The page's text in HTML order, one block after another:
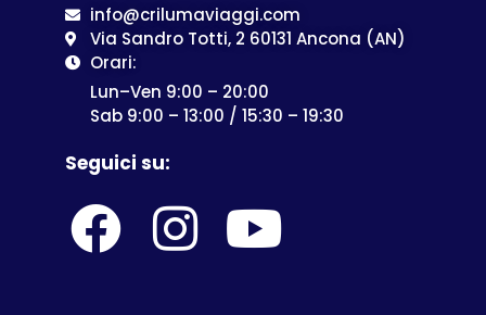
info@crilumaviaggi.com
Via Sandro Totti, 2 60131 Ancona (AN)
Orari:
Lun–Ven 9:00 – 20:00
Sab 9:00 – 13:00 / 15:30 – 19:30
Seguici su: